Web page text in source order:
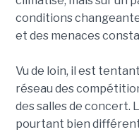
conditions
et des menaces
Vu de loin, il est
réseau des
des salles de concert.
pourtant bien